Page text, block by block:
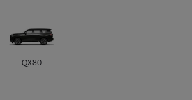
QX80